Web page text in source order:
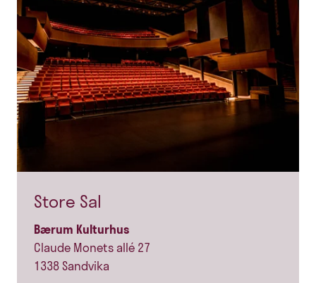
Store Sal
Bærum Kulturhus
Claude Monets allé 27
1338 Sandvika